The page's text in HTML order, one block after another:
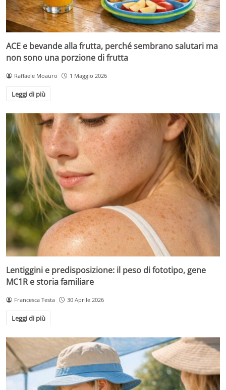
ACE e bevande alla frutta, perché sembrano salutari ma
non sono una porzione di frutta
Raffaele Moauro 1 Maggio 2026
Leggi di più
Lentiggini e predisposizione: il peso di fototipo, gene
MC1R e storia familiare
Francesca Testa 30 Aprile 2026
Leggi di più